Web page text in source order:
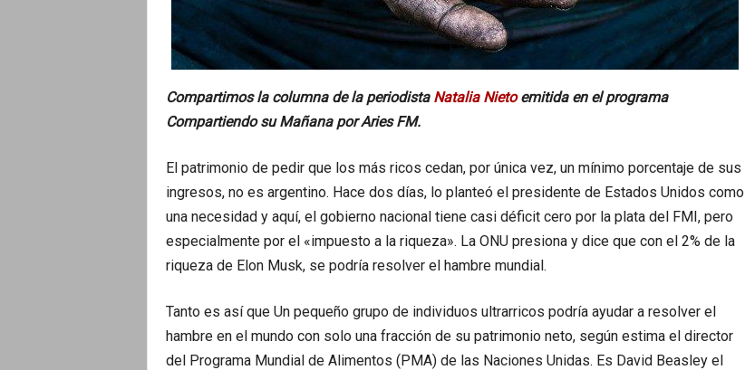
Compartimos la columna de la periodista Natalia Nietoemitida en el programa
Compartiendo su Mañana por Aries FM.
El patrimonio de pedir que los más ricos cedan, por única vez, un mínimo porcentaje de sus
ingresos, no es argentino. Hace dos días, lo planteó el presidente de Estados Unidos como
una necesidad y aquí, el gobierno nacional tiene casi déficit cero por la plata del FMI, pero
especialmente por el «impuesto a la riqueza». La ONU presiona y dice que con el 2% de la
riqueza de Elon Musk, se podría resolver el hambre mundial.
Tanto es así que Un pequeño grupo de individuos ultrarricos podría ayudar a resolver el
hambre en el mundo con solo una fracción de su patrimonio neto, según estima el director
del Programa Mundial de Alimentos (PMA) de las Naciones Unidas. Es David Beasley el